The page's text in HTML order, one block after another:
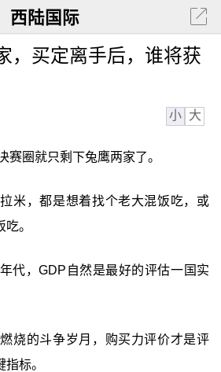
西陆国际
，买定离手后，谁将获
小 大
赛圈就只剩下兔鹰两家了。
米，都是想着找个老大混饭吃，或
。
代，GDP自然是最好的评估一国实
烧的斗争岁月，购买力评价才是评
标。